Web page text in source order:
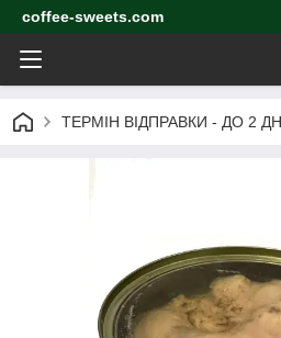
coffee-sweets.com
ТЕРМІН ВІДПРАВКИ - ДО 2